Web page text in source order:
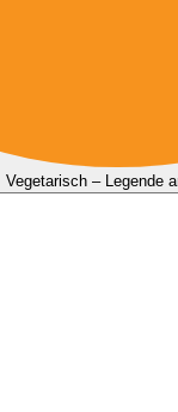
Vegetarisch – Legende